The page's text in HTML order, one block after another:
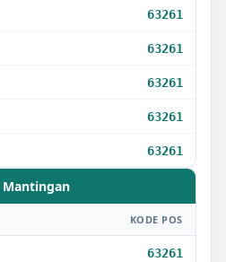
63261
63261
63261
63261
63261
Mantingan
KODE POS
63261